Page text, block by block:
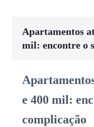
Apartamentos
mil: encontre o
e 400 mil:
complicação